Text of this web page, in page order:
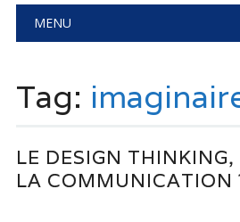
Main menu
MENU
Tag:
LE DESIGN THINKING,
LA COMMUNICATION